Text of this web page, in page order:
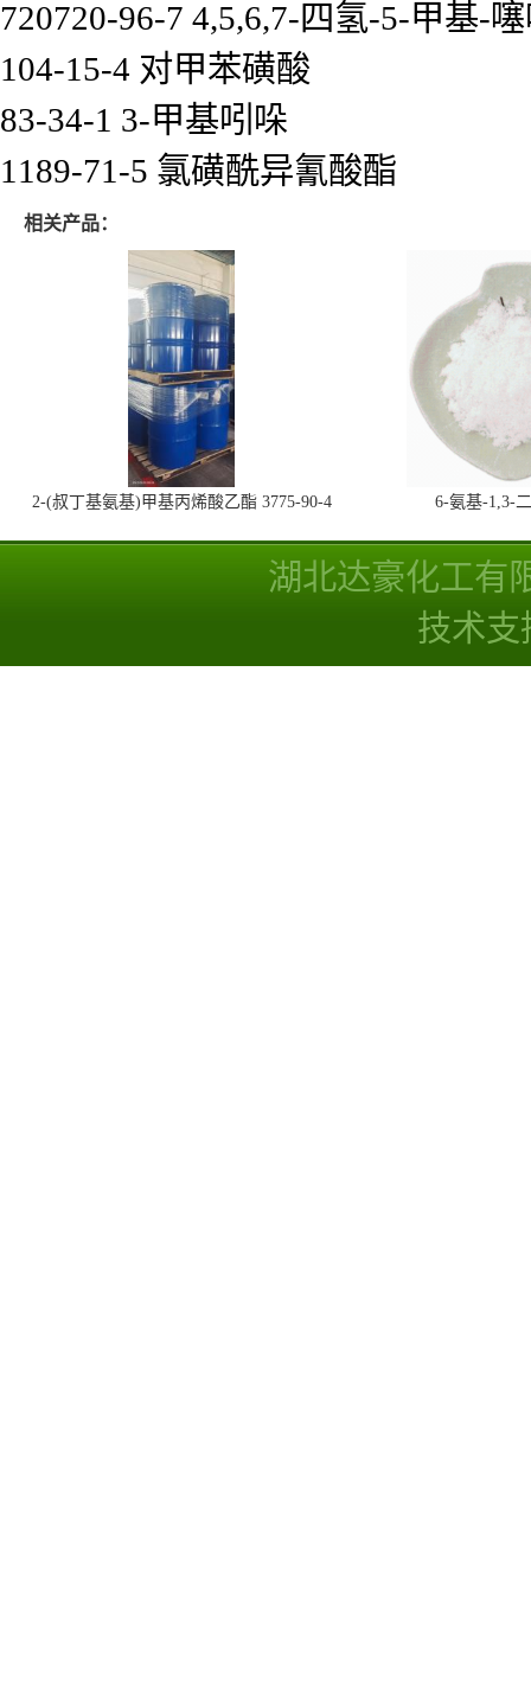
720720-96-7 4,5,6,7-四氢-5-甲基-
104-15-4 对甲苯磺酸
83-34-1 3-甲基吲哚
1189-71-5 氯磺酰异氰酸酯
相关产品：
2-(叔丁基氨基)甲基丙烯酸乙酯 3775-90-4 6-氨基-1,3-
湖北达豪化工有
技术